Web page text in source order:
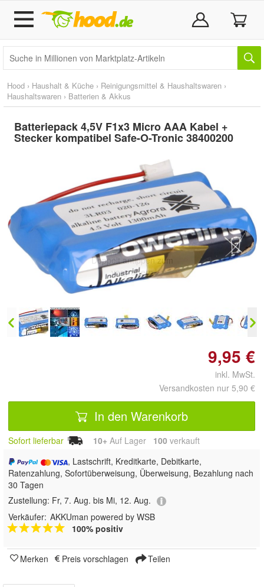
Hood › Haushalt & Küche › Reinigungsmittel & Haushaltswaren ›
Haushaltswaren › Batterien & Akkus
Batteriepack 4,5V F1x3 Micro AAA Kabel +
Stecker kompatibel Safe-O-Tronic 38400200
Doppelt antippen zum
vergrößern
9,95 €
inkl. MwSt.
Versandkosten nur 5,90 €
In den Warenkorb
Sofort lieferbar 10+ Auf Lager 100 verkauft
, Lastschrift, Kreditkarte, Debitkarte,
Ratenzahlung, Sofortüberweisung, Überweisung, Bezahlung nach
30 Tagen
Zustellung: Fr, 7. Aug. bis Mi, 12. Aug.
Verkäufer: AKKUman powered by WSB
100% positiv
Merken Preis vorschlagen Teilen